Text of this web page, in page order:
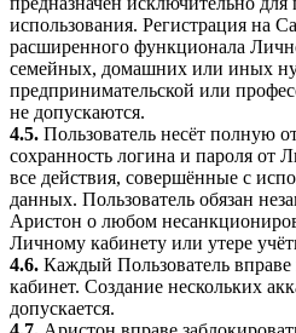
использования. Регистрация на
расширенного функционала
семейных, домашних или иных
предпринимательской или
не допускаются.
4.5. Пользователь несёт полную
сохранность логина и пароля от
все действия, совершённые с
данных. Пользователь обязан
Аристон о любом
Личному кабинету или утере
4.6. Каждый Пользователь
кабинет. Создание нескольких
допускается.